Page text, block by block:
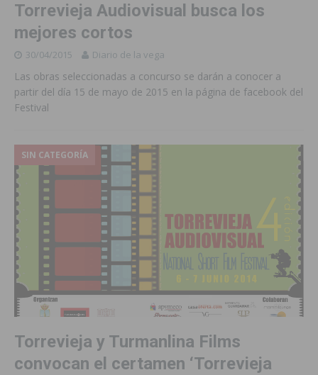
Torrevieja Audiovisual busca los
mejores cortos
30/04/2015 Diario de la vega
Las obras seleccionadas a concurso se darán a conocer a
partir del día 15 de mayo de 2015 en la página de facebook del
Festival
SIN CATEGORÍA
Torrevieja y Turmanlina Films
convocan el certamen ‘Torrevieja